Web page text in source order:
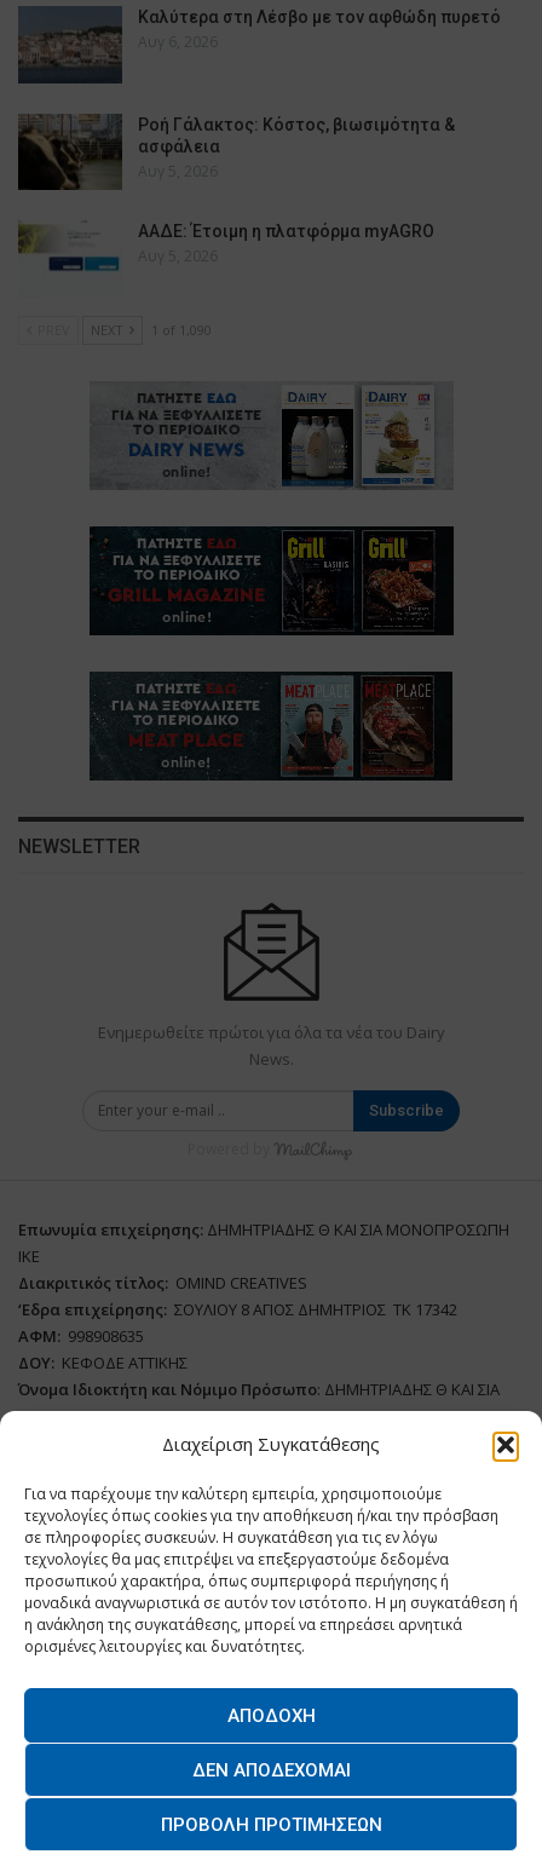
Διαχείριση Συγκατάθεσης
Για να παρέχουμε την καλύτερη εμπειρία, χρησιμοποιούμε
τεχνολογίες όπως cookies για την αποθήκευση ή/και την πρόσβαση
σε πληροφορίες συσκευών. Η συγκατάθεση για τις εν λόγω
τεχνολογίες θα μας επιτρέψει να επεξεργαστούμε δεδομένα
προσωπικού χαρακτήρα, όπως συμπεριφορά περιήγησης ή
μοναδικά αναγνωριστικά σε αυτόν τον ιστότοπο. Η μη συγκατάθεση ή
η ανάκληση της συγκατάθεσης, μπορεί να επηρεάσει αρνητικά
ορισμένες λειτουργίες και δυνατότητες.
ΑΠΟΔΟΧΉ
ΔΕΝ ΑΠΟΔΈΧΟΜΑΙ
ΠΡΟΒΟΛΉ ΠΡΟΤΙΜΉΣΕΩΝ
Καλύτερα στη Λέσβο με τον αφθώδη πυρετό
Αυγ 6, 2026
Ροή Γάλακτος: Κόστος, βιωσιμότητα &
ασφάλεια
Αυγ 5, 2026
ΑΑΔΕ: Έτοιμη η πλατφόρμα myAGRO
Αυγ 5, 2026
NEXT 1 of 1,090
NEWSLETTER
Ενημερωθείτε πρώτοι για όλα τα νέα του Dairy
News.
Subscribe
Επωνυμία επιχείρησης: ΔΗΜΗΤΡΙΑΔΗΣ Θ ΚΑΙ ΣΙΑ ΜΟΝΟΠΡΟΣΩΠΗ
ΙΚΕ
Διακριτικός τίτλος: ΟΜΙΝD CREATIVES
‘Eδρα επιχείρησης: ΣΟΥΛΙΟΥ 8 ΑΓΙΟΣ ΔΗΜΗΤΡΙΟΣ ΤΚ 17342
ΑΦΜ: 998908635
ΔΟΥ: ΚΕΦΟΔΕ ΑΤΤΙΚΗΣ
Όνομα Ιδιοκτήτη και Νόμιμο Πρόσωπο: ΔΗΜΗΤΡΙΑΔΗΣ Θ ΚΑΙ ΣΙΑ
ΜΟΝΟΠΡΟΣΩΠΗ ΙΚΕ
Domain:www.dairynews.gr
Δικαιούχος Domain:ΔΗΜΗΤΡΙΑΔΗΣ Θ ΚΑΙ ΣΙΑ ΜΟΝΟΠΡΟΣΩΠΗ ΙΚΕ
Διευθυντής: ΕΥΘΥΜΙΑΤΟΥ ΜΑΡΙΑ
Διαχειριστής:ΕΥΘΥΜΙΑΤΟΥ ΜΑΡΙΑ
Δήλωση Συμμόρφωσης
ΕΠΙΧΕΙΡΗΣΕΙΣ
ΕΠΙΚΟΙΝΩΝΙΑ
© 2026 - All Rights Reserved. -Πολιτική Απορρήτου